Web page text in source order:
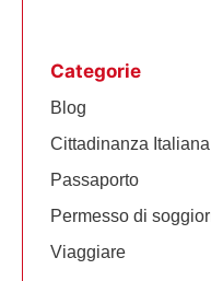
Categorie
Blog
Cittadinanza Italiana
Passaporto
Permesso di
Viaggiare